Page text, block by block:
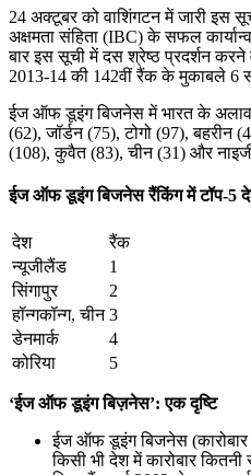
July 19, 2026
📝 डेली करेंट अफेयर्स: 16-
24 अक्टूबर को वाशिंगटन में जारी इस
अक्षमता संहिता (IBC) के सफल
बार इस सूची में दस श्रेष्ठ प्रदर्शन करने
2013-14 की 142वीं रैंक के मुकाबले 6
ईज ऑफ डूइंग बिजनेस में भारत के
(62), जॉर्डन (75), टोगो (97), बहरीन
(108), कुवैत (83), चीन (31) और
ईज ऑफ डूइंग बिजनेस रैंकिंग में टॉप-5
देश
रैंक
न्यूजीलैंड
1
सिंगापुर
2
हॉन्गकॉन्ग, चीन 3
डेनमार्क
4
कोरिया
5
‘ईज ऑफ डूइंग बिज़नेस’: एक दृष्टि
ईज ऑफ डूइंग बिजनेस
किसी भी देश में कारोबार